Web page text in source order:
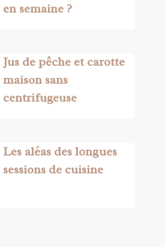
en semaine ?
Jus de pêche et carotte
maison sans
centrifugeuse
Les aléas des longues
sessions de cuisine